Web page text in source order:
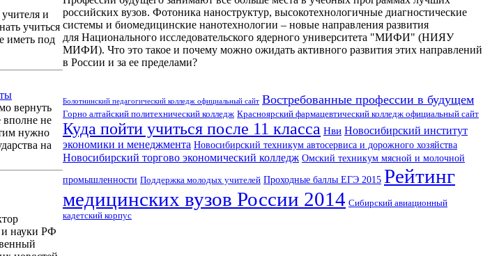
и
учиться
иметь под
вернуть
вполне не
нужно
на
и науки РФ
российских вузов. Фотоника наноструктур, высокотехнологичные диагностические
системы и биомедицинские нанотехнологии – новые направления развития
для Национального исследовательского ядерного университета "МИФИ" (НИЯУ
МИФИ). Что это такое и почему можно ожидать активного развития этих направлений
в России и за ее пределами?
Болотнинский педагогический колледж официальный сайт Востребованные профессии в будущем
Горно алтайский политехнический колледж Красноярский фармацевтический колледж официальный сайт
Куда пойти учиться после 11 класса Нви Новосибирский институт
экономики и менеджмента Новосибирский техникум автосервиса и дорожного хозяйства
Новосибирский торгово экономический колледж Омский техникум мясной и молочной
промышленности Поддержка молодых учителей Проходные баллы ЕГЭ 2015 Рейтинг
медицинских вузов России 2014 Сибирский авиационный
кадетский корпус